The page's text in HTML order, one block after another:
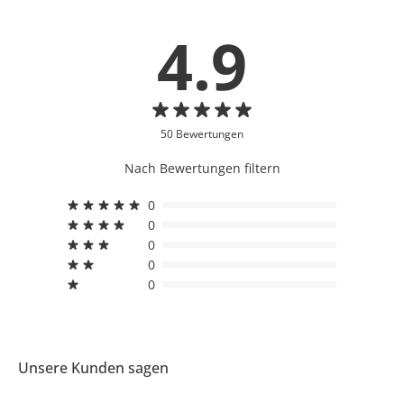
4.9
50 Bewertungen
Nach Bewertungen filtern
0
0
0
0
0
Unsere Kunden sagen